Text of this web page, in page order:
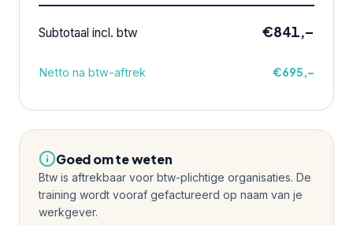
Subtotaal incl. btw €841,–
Netto na btw-aftrek €695,–
Goed om te weten
Btw is aftrekbaar voor btw-plichtige organisaties. De
training wordt vooraf gefactureerd op naam van je
werkgever.